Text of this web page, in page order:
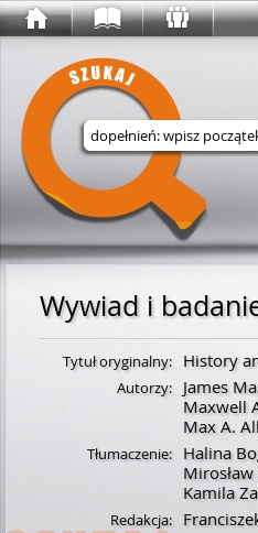
Wyszukaj w
Wywiad i
Tytuł oryginalny: History
Autorzy:
James
Maxwell
Max A.
Tłumaczenie:
Halina
Kamila
Redakcja: